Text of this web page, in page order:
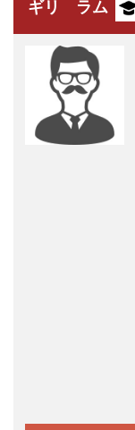
ギリ ラム